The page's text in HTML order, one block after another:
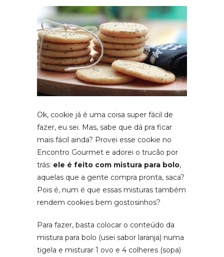
Ok, cookie já é uma coisa super fácil de
fazer, eu sei. Mas, sabe que dá pra ficar
mais fácil ainda? Provei esse cookie no
Encontro Gourmet e adorei o trucão por
trás: ele é feito com mistura para bolo,
aquelas que a gente compra pronta, saca?
Pois é, num é que essas misturas também
rendem cookies bem gostosinhos?
Para fazer, basta colocar o conteúdo da
mistura para bolo (usei sabor laranja) numa
tigela e misturar 1 ovo e 4 colheres (sopa)